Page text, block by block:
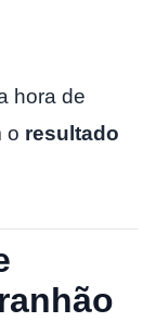
hora de
o resultado